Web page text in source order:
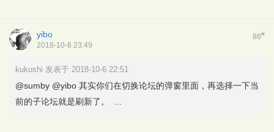
86#
yibo
2018-10-6 23:49
kukushi 发表于 2018-10-6 22:51
@sumby @yibo 其实你们在切换论坛的弹窗里面，再选择一下当
前的子论坛就是刷新了。 ...